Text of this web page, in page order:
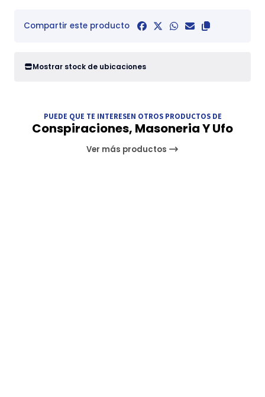
Compartir este producto
Mostrar stock de ubicaciones
PUEDE QUE TE INTERESEN OTROS PRODUCTOS DE
Conspiraciones, Masoneria Y Ufo
Ver más productos